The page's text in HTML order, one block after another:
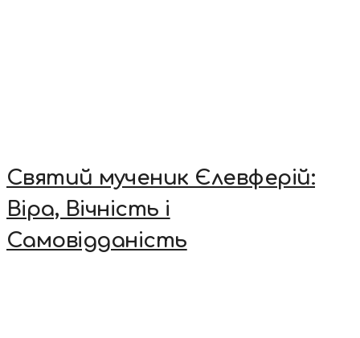
Святий мученик Єлевферій:
Віра, Вічність і
Самовідданість